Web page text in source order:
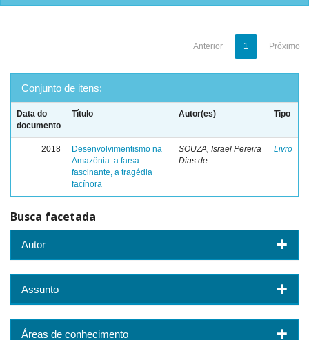
Anterior 1 Próximo
Conjunto de itens:
Data do
documento
Título Autor(es) Tipo
2018
Desenvolvimentismo na
Amazônia: a farsa
fascinante, a tragédia
facínora
SOUZA, Israel Pereira
Dias de
Livro
Busca facetada
Autor
Assunto
Áreas de conhecimento